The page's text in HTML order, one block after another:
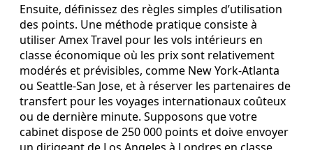
Ensuite, définissez des règles simples d’utilisation
des points. Une méthode pratique consiste à
utiliser Amex Travel pour les vols intérieurs en
classe économique où les prix sont relativement
modérés et prévisibles, comme New York‑Atlanta
ou Seattle‑San Jose, et à réserver les partenaires de
transfert pour les voyages internationaux coûteux
ou de dernière minute. Supposons que votre
cabinet dispose de 250 000 points et doive envoyer